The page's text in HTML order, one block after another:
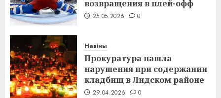
возвращения в плей-офф
25.05.2026 0
Навіны
Прокуратура нашла
нарушения при содержании
кладбищ в Лидском районе
29.04.2026 0